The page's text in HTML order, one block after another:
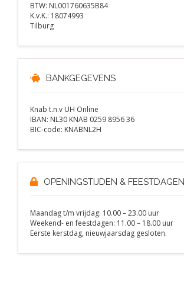
BTW: NL001760635B84
K.v.K.: 18074993
Tilburg
BANKGEGEVENS
Knab t.n.v UH Online
IBAN: NL30 KNAB 0259 8956 36
BIC-code: KNABNL2H
OPENINGSTIJDEN & FEESTDAGEN
Maandag t/m vrijdag: 10.00 – 23.00 uur
Weekend- en feestdagen: 11.00 – 18.00 uur
Eerste kerstdag, nieuwjaarsdag gesloten.